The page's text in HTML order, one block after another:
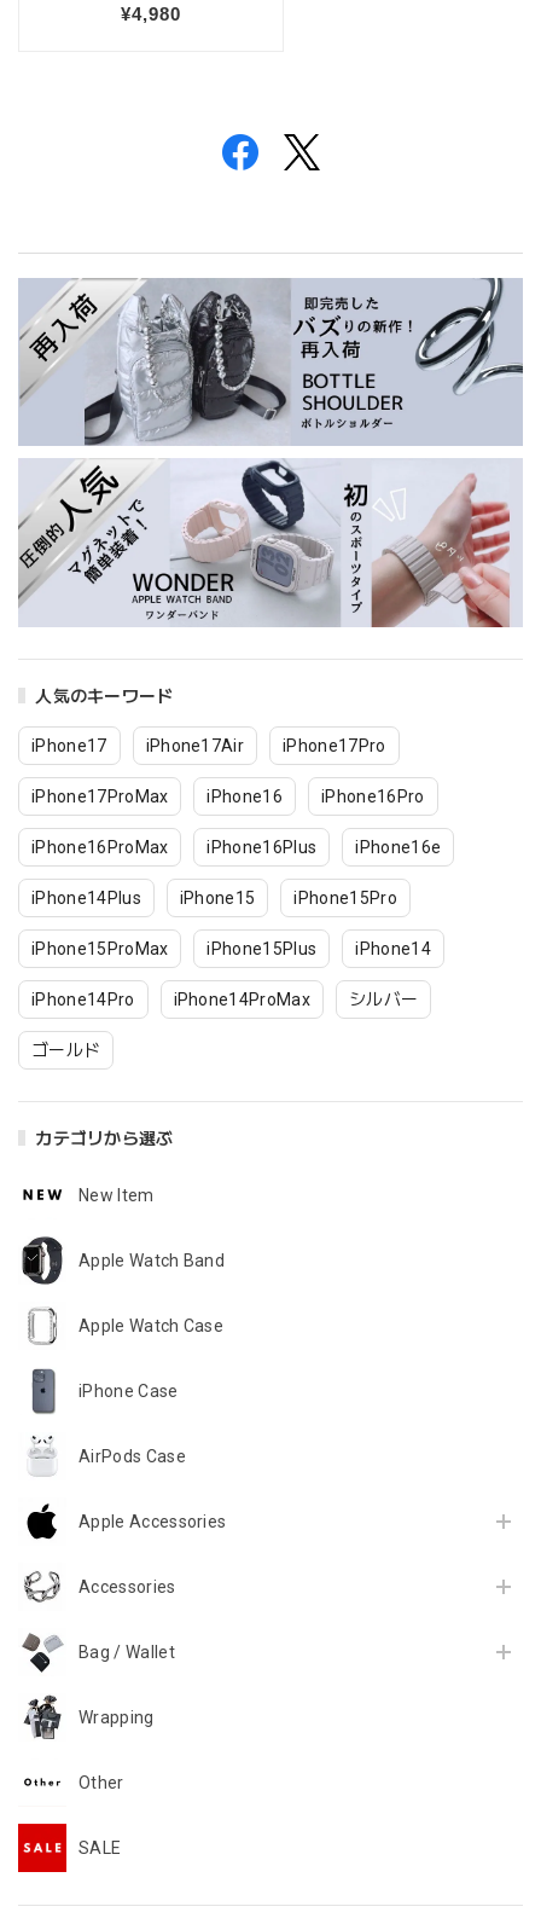
人気のキーワード
iPhone17 iPhone17Air iPhone17Pro
iPhone17ProMax iPhone16 iPhone16Pro
iPhone16ProMax iPhone16Plus iPhone16e
iPhone14Plus iPhone15 iPhone15Pro
iPhone15ProMax iPhone15Plus iPhone14
iPhone14Pro iPhone14ProMax シルバー
ゴールド
カテゴリから選ぶ
New Item
Apple Watch Band
Apple Watch Case
iPhone Case
AirPods Case
Apple Accessories
Accessories
Bag / Wallet
Wrapping
Other
SALE